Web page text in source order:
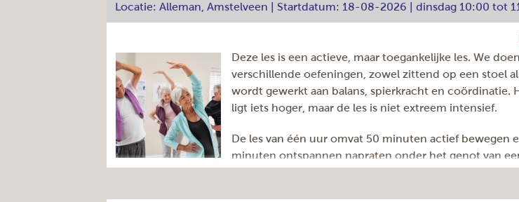
plaatsen(ter indicatie)
0
Cursuscode
922.050.063
Docent
Manuela Koch
Startdatum
18-08-2026
Einddatum
06-07-2027
Prijs:
Locatie: Alleman, Amstelveen | Startdatum: 18-08-2026 | dinsdag 10:00 tot
Deze les is een actieve, maar toegankelijke les. We doen
verschillende oefeningen, zowel zittend op een stoel
wordt gewerkt aan balans, spierkracht en coördinatie.
ligt iets hoger, maar de les is niet extreem intensief.
De les van één uur omvat 50 minuten actief bewegen
minuten ontspannen napraten onder het genot van